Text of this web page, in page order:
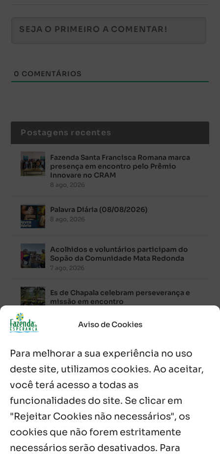
Aviso de Cookies
Para melhorar a sua experiência no uso
deste site, utilizamos cookies. Ao aceitar,
você terá acesso a todas as
funcionalidades do site. Se clicar em
"Rejeitar Cookies não necessários", os
cookies que não forem estritamente
necessários serão desativados. Para
0 COMENTÁRIOS
Postagens recentes
Fazenda Santa Francisca Romana marca
presença em encontro pelo Prêmio
Innovare no CRAM
8 ago, 2026
Palavra Diária (08/08/2026)
8 ago, 2026
Acolhidos e voluntários participam do
Sopão da Comunidade Mata Redonda
7 ago, 2026
Es de Chapala celebram perseverança e
missão em encontro
Oito anos de esperança: Fazenda
Feminina de Chapala celebra aniversário
6 ago, 2026
Notícias por Categoria